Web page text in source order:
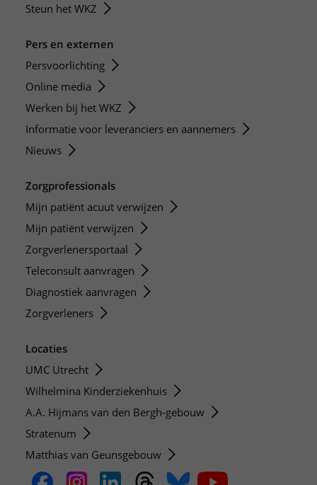
Steun het WKZ
Pers en externen
Persvoorlichting
Online media
Werken bij het WKZ
Informatie voor leveranciers en aannemers
Nieuws
Zorgprofessionals
Mijn patiënt acuut verwijzen
Mijn patiënt verwijzen
Zorgverlenersportaal
Teleconsult aanvragen
Diagnostiek aanvragen
Zorgverleners
Locaties
UMC Utrecht
Wilhelmina Kinderziekenhuis
A.A. Hijmans van den Bergh-gebouw
Stratenum
Matthias van Geunsgebouw